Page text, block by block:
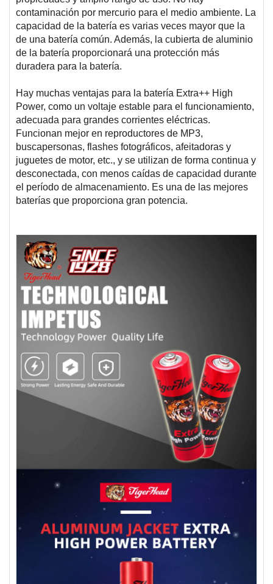
contaminación por mercurio para el medio ambiente. La
capacidad de la batería es varias veces mayor que la
de una batería común. Además, la cubierta de aluminio
de la batería proporcionará una protección más
duradera para la batería.
Hay muchas ventajas para la batería Extra++ High
Power, como un voltaje estable para el funcionamiento,
adecuada para grandes corrientes eléctricas.
Funcionan mejor en reproductores de MP3,
buscapersonas, flashes fotográficos, afeitadoras y
juguetes de motor, etc., y se utilizan de forma continua y
desconectada, con menos caídas de capacidad durante
el período de almacenamiento. Es una de las mejores
baterías que proporciona gran potencia.